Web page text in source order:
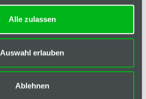
Alle zulassen
Auswahl erlauben
Ablehnen
4762
verzinkt
silberfarbig
10.05 g